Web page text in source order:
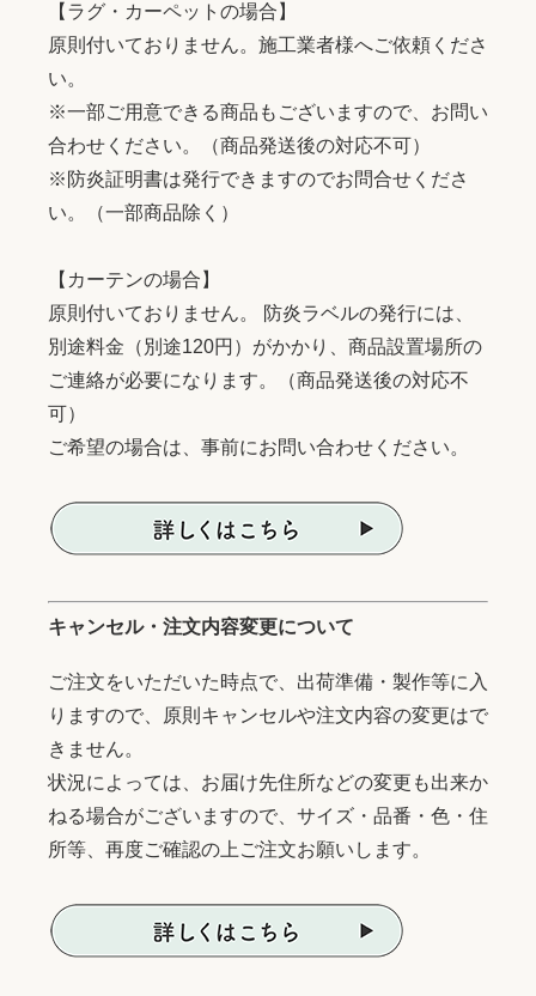
【ラグ・カーペットの場合】
原則付いておりません。施工業者様へご依頼くださ
い。
※一部ご用意できる商品もございますので、お問い
合わせください。（商品発送後の対応不可）
※防炎証明書は発行できますのでお問合せくださ
い。（一部商品除く）
【カーテンの場合】
原則付いておりません。 防炎ラベルの発行には、
別途料金（別途120円）がかかり、商品設置場所の
ご連絡が必要になります。（商品発送後の対応不
可）
ご希望の場合は、事前にお問い合わせください。
キャンセル・注文内容変更について
ご注文をいただいた時点で、出荷準備・製作等に入
りますので、原則キャンセルや注文内容の変更はで
きません。
状況によっては、お届け先住所などの変更も出来か
ねる場合がございますので、サイズ・品番・色・住
所等、再度ご確認の上ご注文お願いします。